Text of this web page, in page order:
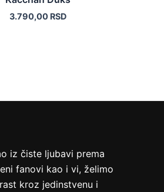
3.790,00 RSD
iz čiste ljubavi prema
fanovi kao i vi, želimo
kroz jedinstvenu i